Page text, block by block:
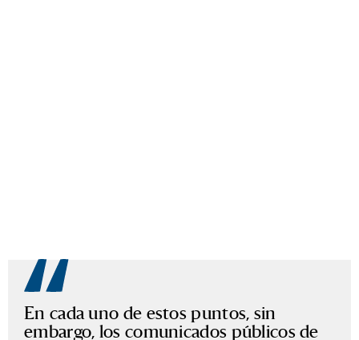
En cada uno de estos puntos, sin
embargo, los comunicados públicos de